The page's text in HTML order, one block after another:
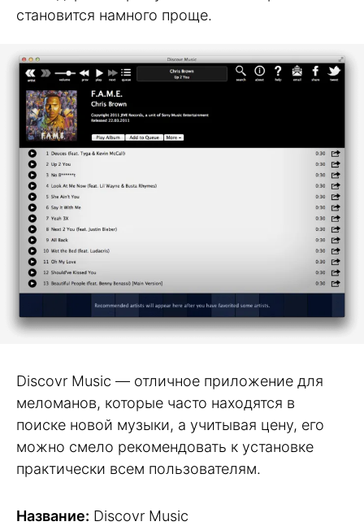
становится намного проще.
Discovr Music — отличное приложение для
меломанов, которые часто находятся в
поиске новой музыки, а учитывая цену, его
можно смело рекомендовать к установке
практически всем пользователям.
Название: Discovr Music